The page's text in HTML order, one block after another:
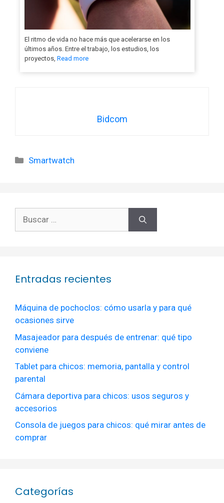
El ritmo de vida no hace más que acelerarse en los
últimos años. Entre el trabajo, los estudios, los
proyectos, Read more
Bidcom
Categorías
Smartwatch
Entradas recientes
Máquina de pochoclos: cómo usarla y para qué
ocasiones sirve
Masajeador para después de entrenar: qué tipo
conviene
Tablet para chicos: memoria, pantalla y control
parental
Cámara deportiva para chicos: usos seguros y
accesorios
Consola de juegos para chicos: qué mirar antes de
comprar
Categorías